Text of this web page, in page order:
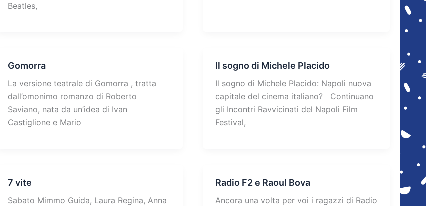
Beatles,
Gomorra
La versione teatrale di Gomorra , tratta
dall’omonimo romanzo di Roberto
Saviano, nata da un’idea di Ivan
Castiglione e Mario
Il sogno di Michele Placido
Il sogno di Michele Placido: Napoli nuova
capitale del cinema italiano? Continuano
gli Incontri Ravvicinati del Napoli Film
Festival,
7 vite
Sabato Mimmo Guida, Laura Regina, Anna
Radio F2 e Raoul Bova
Ancora una volta per voi i ragazzi di Radio